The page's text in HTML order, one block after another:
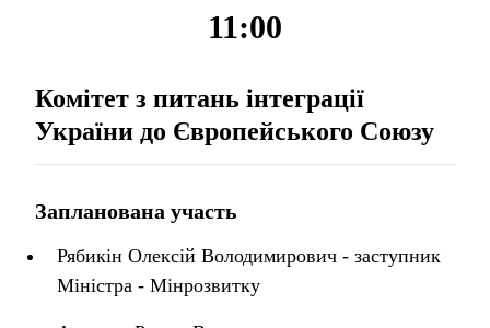
11:00
Комітет з питань інтеграції
України до Європейського Союзу
Запланована участь
Рябикін Олексій Володимирович - заступник
Міністра - Мінрозвитку